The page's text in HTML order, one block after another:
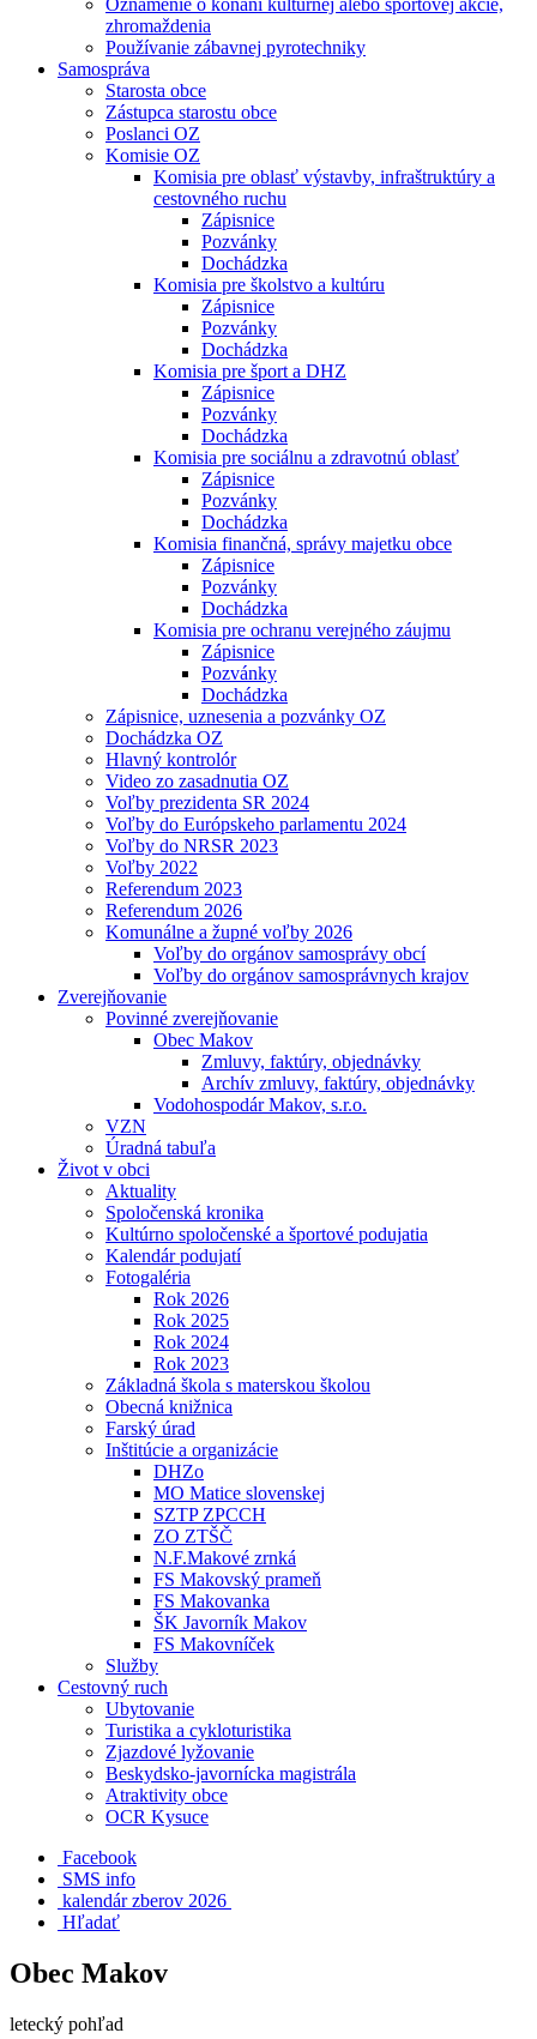
Oznámenie o konaní kultúrnej alebo športovej akcie,
zhromaždenia
Používanie zábavnej pyrotechniky
Samospráva
Starosta obce
Zástupca starostu obce
Poslanci OZ
Komisie OZ
Komisia pre oblasť výstavby, infraštruktúry a
cestovného ruchu
Zápisnice
Pozvánky
Dochádzka
Komisia pre školstvo a kultúru
Zápisnice
Pozvánky
Dochádzka
Komisia pre šport a DHZ
Zápisnice
Pozvánky
Dochádzka
Komisia pre sociálnu a zdravotnú oblasť
Zápisnice
Pozvánky
Dochádzka
Komisia finančná, správy majetku obce
Zápisnice
Pozvánky
Dochádzka
Komisia pre ochranu verejného záujmu
Zápisnice
Pozvánky
Dochádzka
Zápisnice, uznesenia a pozvánky OZ
Dochádzka OZ
Hlavný kontrolór
Video zo zasadnutia OZ
Voľby prezidenta SR 2024
Voľby do Európskeho parlamentu 2024
Voľby do NRSR 2023
Voľby 2022
Referendum 2023
Referendum 2026
Komunálne a župné voľby 2026
Voľby do orgánov samosprávy obcí
Voľby do orgánov samosprávnych krajov
Zverejňovanie
Povinné zverejňovanie
Obec Makov
Zmluvy, faktúry, objednávky
Archív zmluvy, faktúry, objednávky
Vodohospodár Makov, s.r.o.
VZN
Úradná tabuľa
Život v obci
Aktuality
Spoločenská kronika
Kultúrno spoločenské a športové podujatia
Kalendár podujatí
Fotogaléria
Rok 2026
Rok 2025
Rok 2024
Rok 2023
Základná škola s materskou školou
Obecná knižnica
Farský úrad
Inštitúcie a organizácie
DHZo
MO Matice slovenskej
SZTP ZPCCH
ZO ZTŠČ
N.F.Makové zrnká
FS Makovský prameň
FS Makovanka
ŠK Javorník Makov
FS Makovníček
Služby
Cestovný ruch
Ubytovanie
Turistika a cykloturistika
Zjazdové lyžovanie
Beskydsko-javornícka magistrála
Atraktivity obce
OCR Kysuce
Facebook
SMS info
​ kalendár zberov 2026
Hľadať
Obec Makov
letecký pohľad